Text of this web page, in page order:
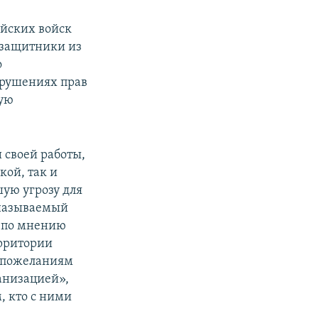
войск
из
прав
работы,
так и
угрозу для
по мнению
пожеланиям
кто с ними